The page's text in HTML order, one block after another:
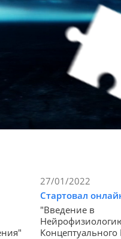
27/01/2022
Стартовал
"Введение в